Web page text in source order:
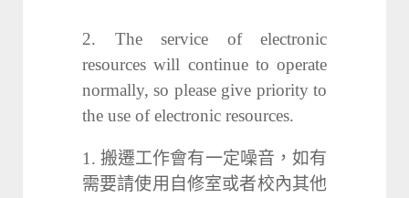
2. The service of electronic
resources will continue to operate
normally, so please give priority to
the use of electronic resources.
1. 搬遷工作會有一定噪音，如有
需要請使用自修室或者校內其他